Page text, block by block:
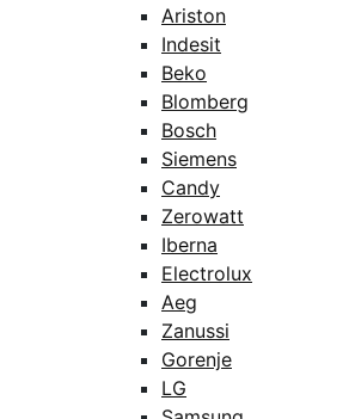
Ariston
Indesit
Beko
Blomberg
Bosch
Siemens
Candy
Zerowatt
Iberna
Electrolux
Aeg
Zanussi
Gorenje
LG